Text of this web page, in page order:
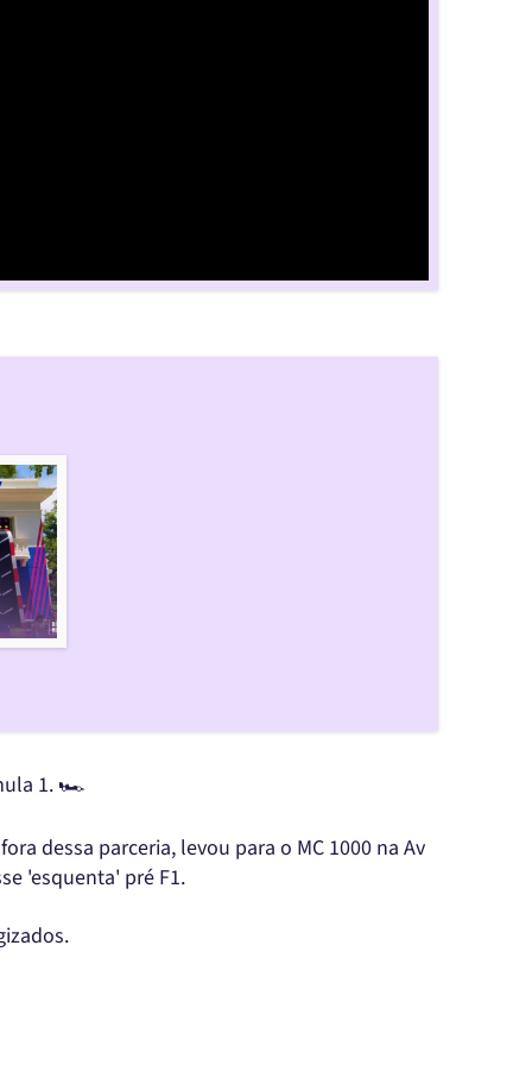
1. 🏎️
dessa parceria, levou para o MC 1000 na Av
'esquenta' pré F1.